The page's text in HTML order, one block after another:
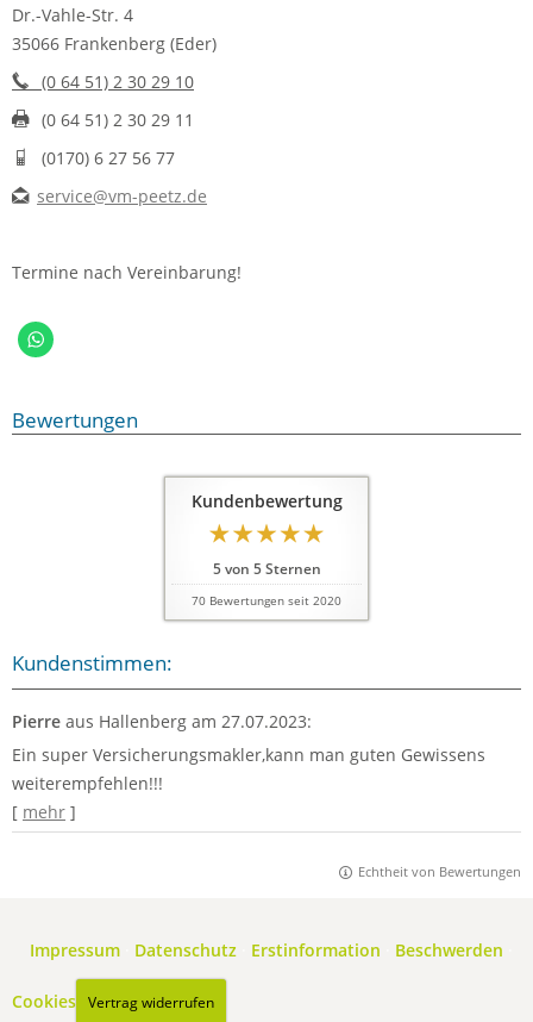
Dr.-Vahle-Str. 4
35066 Frankenberg (Eder)
(0 64 51) 2 30 29 10
(0 64 51) 2 30 29 11
(0170) 6 27 56 77
service@vm-peetz.de
Termine nach Vereinbarung!
Bewertungen
Kundenbewertung
5von 5Sternen
70 Bewertungen seit 2020
Kundenstimmen:
Pierre aus Hallenberg am 27.07.2023:
Ein super Versicherungsmakler,kann man guten Gewissens
weiterempfehlen!!!
[ mehr ]
Echtheit von Bewertungen
Impressum Datenschutz Erstinformation Beschwerden
Cookies Vertrag widerrufen